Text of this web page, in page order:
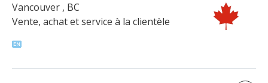
Vancouver , BC
Vente, achat et service à la clientèle